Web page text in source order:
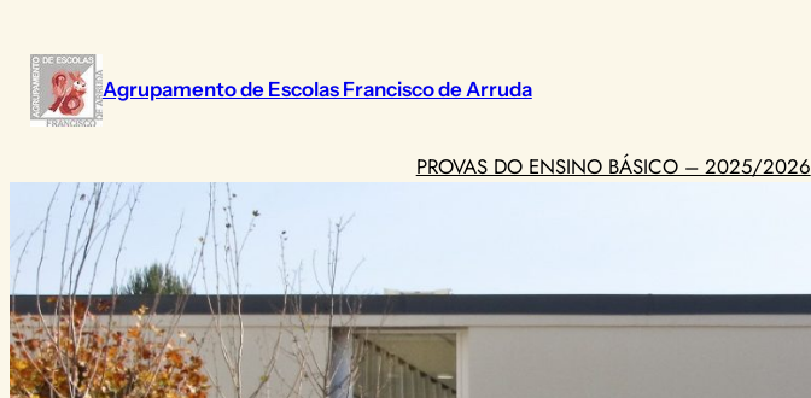
para
conteúdo
Agrupamento de Escolas Francisco de Arruda
PROVAS DO ENSINO BÁSICO – 2025/2026